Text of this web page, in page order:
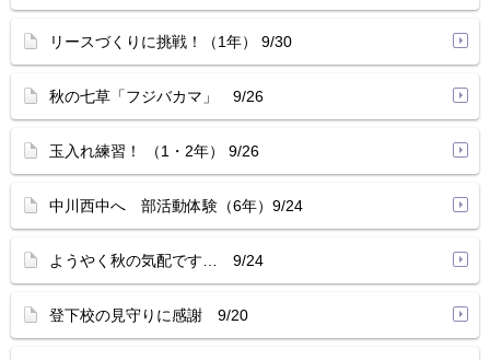
リースづくりに挑戦！（1年） 9/30
秋の七草「フジバカマ」 9/26
玉入れ練習！ （1・2年） 9/26
中川西中へ 部活動体験（6年）9/24
ようやく秋の気配です… 9/24
登下校の見守りに感謝 9/20